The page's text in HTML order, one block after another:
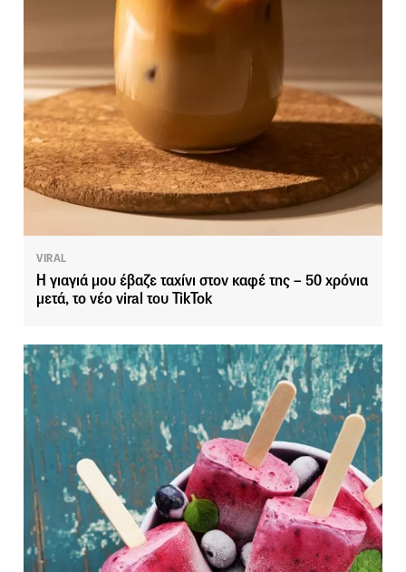
VIRAL
Η γιαγιά μου έβαζε ταχίνι στον καφέ της – 50 χρόνια
μετά, το νέο viral του TikTok